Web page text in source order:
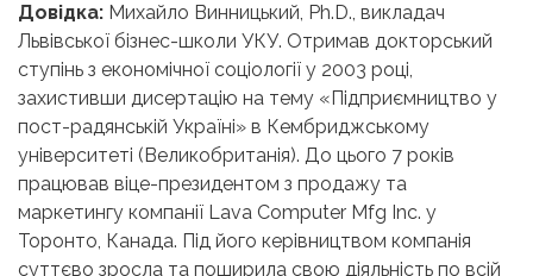
Довідка: Михайло Винницький, Ph.D., викладач
Львівської бізнес-школи УКУ. Отримав докторський
ступінь з економічної соціології у 2003 році,
захистивши дисертацію на тему «Підприємництво у
пост-радянській Україні» в Кембриджському
університеті (Великобританія). До цього 7 років
працював віце-президентом з продажу та
маркетингу компанії Lava Computer Mfg Inc. у
Торонто, Канада. Під його керівництвом компанія
суттєво зросла та поширила свою діяльність по всій